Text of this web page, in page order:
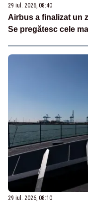
29 iul. 2026, 08:40
Airbus a finalizat un
Se pregătesc cele
29 iul. 2026, 08:10